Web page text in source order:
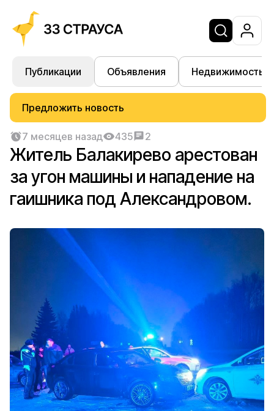
Публикации Объявления Недвижимость
Предложить новость
7 месяцев назад 435 2
Житель Балакирево арестован
за угон машины и нападение на
гаишника под Александровом.